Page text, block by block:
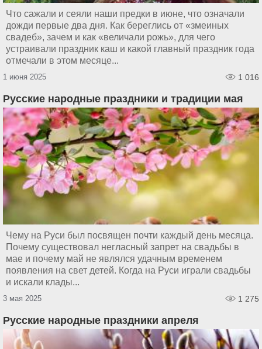
Что сажали и сеяли наши предки в июне, что означали
дожди первые два дня. Как береглись от «змеиных
свадеб», зачем и как «величали рожь», для чего
устраивали праздник каш и какой главный праздник года
отмечали в этом месяце...
1 июня 2025 1 016
Русские народные праздники и традиции мая
Чему на Руси был посвящен почти каждый день месяца.
Почему существовал негласный запрет на свадьбы в
мае и почему май не являлся удачным временем
появления на свет детей. Когда на Руси играли свадьбы
и искали клады...
3 мая 2025 1 275
Русские народные праздники апреля